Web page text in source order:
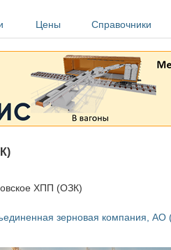
Цены Справочники
ХПП (ОЗК)
зерновая компания, АО